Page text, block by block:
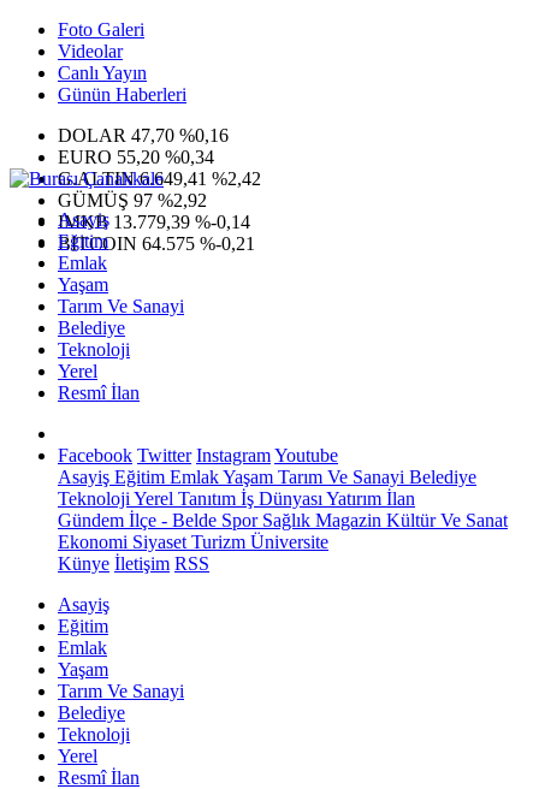
Foto Galeri
Videolar
Canlı Yayın
Günün Haberleri
DOLAR 47,70 %0,16
EURO 55,20 %0,34
G.ALTIN6.649,41 %2,42
GÜMÜŞ 97 %2,92
IMKB 13.779,39 %-0,14
BITCOIN 64.575 %-0,21
Asayiş
Eğitim
Emlak
Yaşam
Tarım Ve Sanayi
Belediye
Teknoloji
Yerel
Resmî İlan
Facebook Twitter InstagramYoutube
Asayiş Eğitim EmlakYaşam Tarım Ve Sanayi Belediye
Teknoloji Yerel Tanıtım İş Dünyası Yatırım İlan
Gündem İlçe - Belde SporSağlık Magazin Kültür Ve Sanat
Ekonomi Siyaset Turizm Üniversite
Künye İletişim RSS
Asayiş
Eğitim
Emlak
Yaşam
Tarım Ve Sanayi
Belediye
Teknoloji
Yerel
Resmî İlan